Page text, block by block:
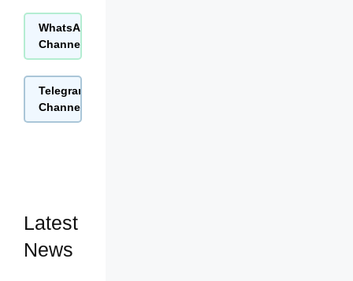
WhatsApp
Channel
Telegram
Channel
Latest
News